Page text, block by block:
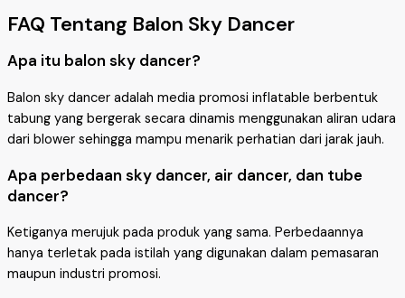
FAQ Tentang Balon Sky Dancer
Apa itu balon sky dancer?
Balon sky dancer adalah media promosi inflatable berbentuk
tabung yang bergerak secara dinamis menggunakan aliran udara
dari blower sehingga mampu menarik perhatian dari jarak jauh.
Apa perbedaan sky dancer, air dancer, dan tube
dancer?
Ketiganya merujuk pada produk yang sama. Perbedaannya
hanya terletak pada istilah yang digunakan dalam pemasaran
maupun industri promosi.